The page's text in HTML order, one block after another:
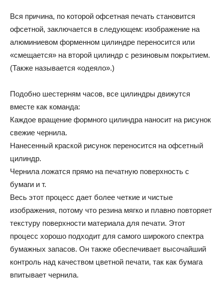
Вся причина, по которой офсетная печать становится
офсетной, заключается в следующем: изображение на
алюминиевом форменном цилиндре переносится или
«смещается» на второй цилиндр с резиновым покрытием.
(Также называется «одеяло».)
Подобно шестерням часов, все цилиндры движутся
вместе как команда:
Каждое вращение формного цилиндра наносит на рисунок
свежие чернила.
Нанесенный краской рисунок переносится на офсетный
цилиндр.
Чернила ложатся прямо на печатную поверхность с
бумаги и т.
Весь этот процесс дает более четкие и чистые
изображения, потому что резина мягко и плавно повторяет
текстуру поверхности материала для печати. Этот
процесс хорошо подходит для самого широкого спектра
бумажных запасов. Он также обеспечивает высочайший
контроль над качеством цветной печати, так как бумага
впитывает чернила.